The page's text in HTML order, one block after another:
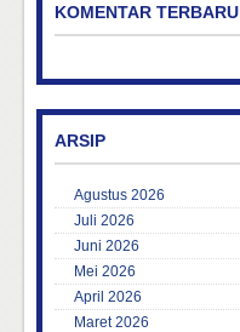
KOMENTAR TERBARU
ARSIP
Agustus 2026
Juli 2026
Juni 2026
Mei 2026
April 2026
Maret 2026